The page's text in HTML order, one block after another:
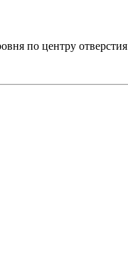
по центру отверстия